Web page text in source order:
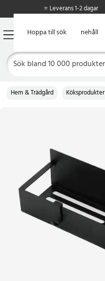
Hoppa till huvudinnehåll
Hoppa till sök
⭐ Leverans 1-2 dagar
Hem & Trädgård Köksprodukter